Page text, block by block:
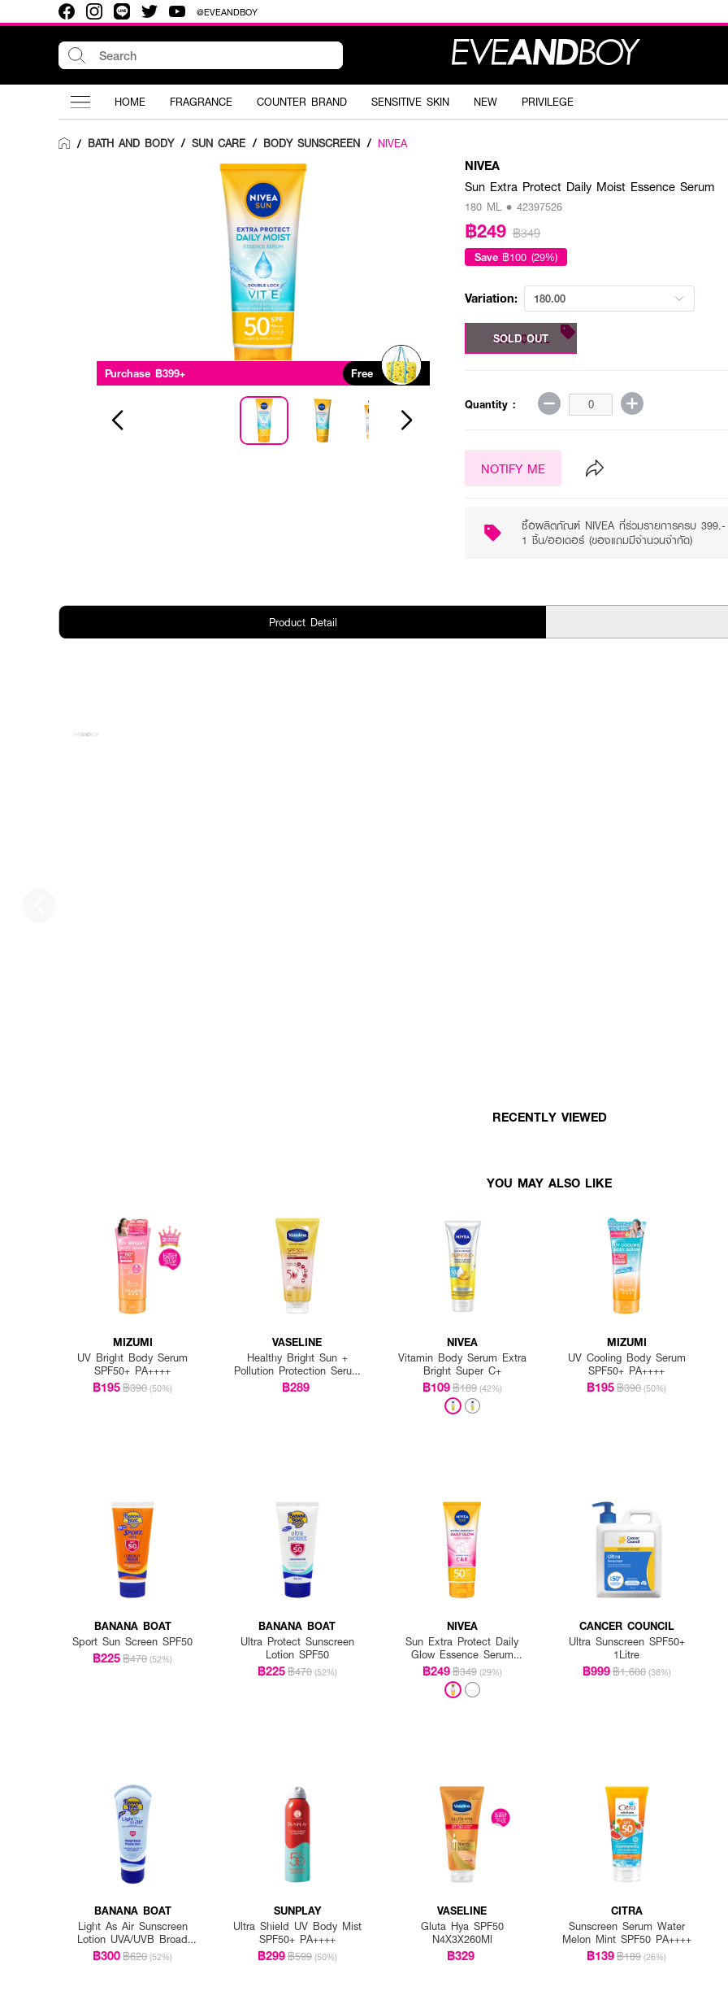
@EVEANDBOY
HOME FRAGRANCE COUNTER BRAND SENSITIVE SKIN NEW PRIVILEGE
/ BATH AND BODY / SUN CARE / BODY SUNSCREEN / NIVEA
Purchase ฿399+ Free
NIVEA
Sun Extra Protect Daily Moist Essence Serum
180 ML • 42397526
฿249 ฿349
Save ฿100 (29%)
Variation: 180.00
180.00 ML
SOLD OUT
Quantity :
NOTIFY ME
ซื้อผลิตภัณฑ์ NIVEA ที่ร่วมรายการครบ
1 ชิ้น/ออเดอร์ (ของแถมมีจำนวนจำกัด)
Product Detail
RECENTLY VIEWED
YOU MAY ALSO LIKE
MIZUMI
UV Bright Body Serum
SPF50+ PA++++
฿195฿390 (50%)
VASELINE
Healthy Bright Sun +
Pollution Protection Serum
SPF50+ PA++++
฿289
NIVEA
Vitamin Body Serum Extra
Bright Super C+
฿109฿189 (42%)
MIZUMI
UV Cooling Body Serum
SPF50+ PA++++
฿195฿390 (50%)
BANANA BOAT
Sport Sun Screen SPF50
฿225฿470 (52%)
BANANA BOAT
Ultra Protect Sunscreen
Lotion SPF50
฿225฿470 (52%)
NIVEA
Sun Extra Protect Daily
Glow Essence Serum
SPF50 PA+++
฿249฿349 (29%)
CANCER COUNCIL
Ultra Sunscreen SPF50+
1Litre
฿999฿1,600 (38%)
BANANA BOAT
Light As Air Sunscreen
Lotion UVA/UVB Broad
Spectrum SPF50+
฿300฿620 (52%)
SUNPLAY
Ultra Shield UV Body Mist
SPF50+ PA++++
฿299฿599 (50%)
VASELINE
Gluta Hya SPF50
N4X3X260Ml
฿329
CITRA
Sunscreen Serum Water
Melon Mint SPF50 PA++++
฿139฿189 (26%)